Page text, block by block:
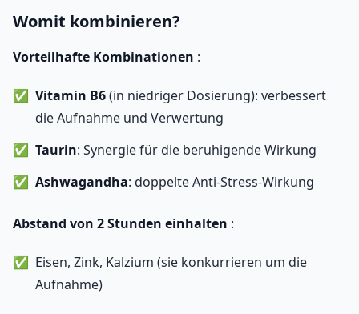
Womit kombinieren?
Vorteilhafte Kombinationen :
Vitamin B6(in niedriger Dosierung): verbessert
die Aufnahme und Verwertung
Taurin: Synergie für die beruhigende Wirkung
Ashwagandha: doppelte Anti-Stress-Wirkung
Abstand von 2 Stunden einhalten :
Eisen, Zink, Kalzium (sie konkurrieren um die
Aufnahme)